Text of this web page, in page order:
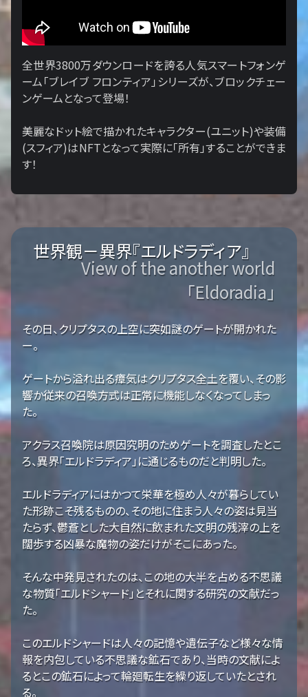
全世界3800万ダウンロードを誇る人気スマートフォンゲ
ーム「ブレイブ フロンティア」シリーズが、ブロックチェー
ンゲームとなって登場！
美麗なドット絵で描かれたキャラクター(ユニット)や装備
(スフィア)はNFTとなって実際に「所有」することができま
す！
世界観－異界『エルドラディア』
View of the another world
「Eldoradia」
その日、クリプタスの上空に突如謎のゲートが開かれた
ー。
ゲートから溢れ出る瘴気はクリプタス全土を覆い、その影
響か従来の召喚方式は正常に機能しなくなってしまっ
た。
アクラス召喚院は原因究明のためゲートを調査したとこ
ろ、異界「エルドラディア」に通じるものだと判明した。
エルドラディアにはかつて栄華を極め人々が暮らしてい
た形跡こそ残るものの、その地に住まう人々の姿は見当
たらず、鬱蒼とした大自然に飲まれた文明の残滓の上を
闊歩する凶暴な魔物の姿だけがそこにあった。
そんな中発見されたのは、この地の大半を占める不思議
な物質「エルドシャード」とそれに関する研究の文献だっ
た。
このエルドシャードは人々の記憶や遺伝子など様々な情
報を内包している不思議な鉱石であり、当時の文献によ
るとこの鉱石によって輪廻転生を繰り返していたとされ
る。